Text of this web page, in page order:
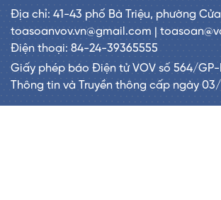
Địa chỉ: 41-43 phố Bà Triệu, phường Cửa
toasoanvov.vn@gmail.com |
Điện thoại: 84-24-39365555
Giấy phép báo Điện tử VOV số 564/GP-
Thông tin và Truyền thông cấp ngày 03/